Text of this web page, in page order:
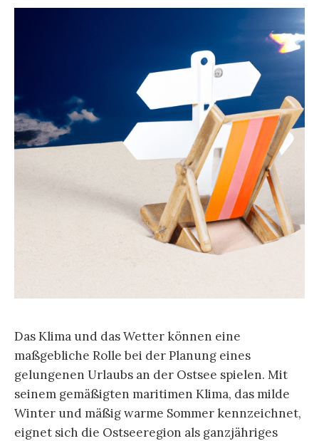
Das Klima und das Wetter können eine
maßgebliche Rolle bei der Planung eines
gelungenen Urlaubs an der Ostsee spielen. Mit
seinem gemäßigten maritimen Klima, das milde
Winter und mäßig warme Sommer kennzeichnet,
eignet sich die Ostseeregion als ganzjähriges